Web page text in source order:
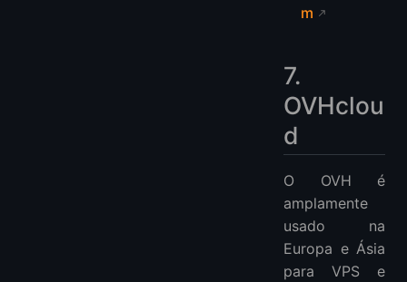
m
7.
OVHclou
d
O OVH é
amplamente
usado na
Europa e Ásia
para VPS e